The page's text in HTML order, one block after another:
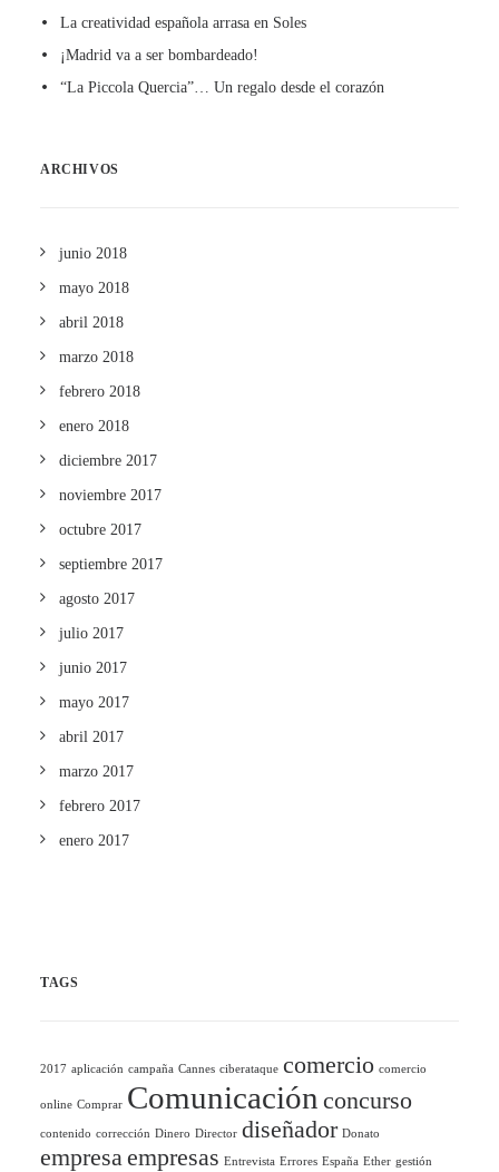
La creatividad española arrasa en Soles
¡Madrid va a ser bombardeado!
“La Piccola Quercia”… Un regalo desde el corazón
ARCHIVOS
junio 2018
mayo 2018
abril 2018
marzo 2018
febrero 2018
enero 2018
diciembre 2017
noviembre 2017
octubre 2017
septiembre 2017
agosto 2017
julio 2017
junio 2017
mayo 2017
abril 2017
marzo 2017
febrero 2017
enero 2017
TAGS
2017 aplicación campaña Cannes ciberataque comercio comercio
online Comprar Comunicación concurso
contenido corrección Dinero Director diseñador Donato
empresaempresas Entrevista Errores España Ether gestión